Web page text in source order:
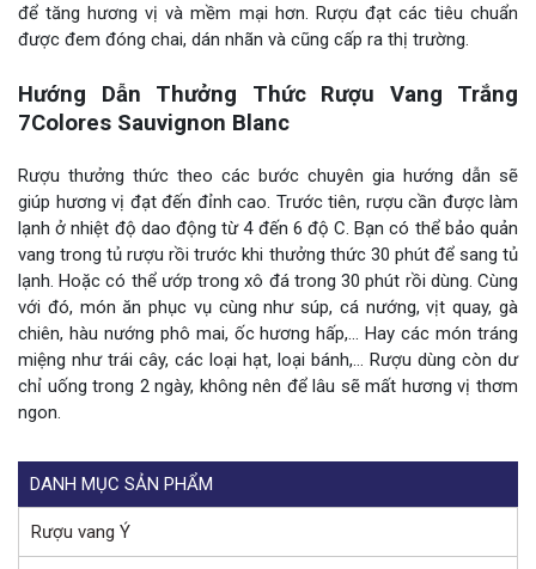
để tăng hương vị và mềm mại hơn. Rượu đạt các tiêu chuẩn
được đem đóng chai, dán nhãn và cũng cấp ra thị trường.
Hướng Dẫn Thưởng Thức Rượu Vang Trắng
7Colores Sauvignon Blanc
Rượu thưởng thức theo các bước chuyên gia hướng dẫn sẽ
giúp hương vị đạt đến đỉnh cao. Trước tiên, rượu cần được làm
lạnh ở nhiệt độ dao động từ 4 đến 6 độ C. Bạn có thể bảo quản
vang trong tủ rượu rồi trước khi thưởng thức 30 phút để sang tủ
lạnh. Hoặc có thể ướp trong xô đá trong 30 phút rồi dùng. Cùng
với đó, món ăn phục vụ cùng như súp, cá nướng, vịt quay, gà
chiên, hàu nướng phô mai, ốc hương hấp,… Hay các món tráng
miệng như trái cây, các loại hạt, loại bánh,… Rượu dùng còn dư
chỉ uống trong 2 ngày, không nên để lâu sẽ mất hương vị thơm
ngon.
DANH MỤC SẢN PHẨM
Rượu vang Ý